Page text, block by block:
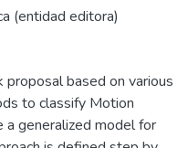
(entidad editora)
based on various
to classify Motion
a generalized model for